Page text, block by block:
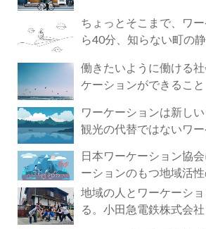
ちょっとそこまで、ワ
ら40分、知らない町の
働きたいように働ける
ケーションができること
ワーケーションは新しい
観光の代替ではないワ
日本ワーケーション協
ーションのもつ地域活
地域の人とワーケーショ
る。小田急電鉄株式会